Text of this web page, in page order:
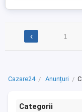
‹ 1
Cazare24 Anunțuri
Categorii